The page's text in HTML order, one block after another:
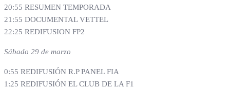
20:55 RESUMEN TEMPORADA
21:55 DOCUMENTAL VETTEL
22:25 REDIFUSION FP2
Sábado 29 de marzo
0:55 REDIFUSIÓN R.P PANEL FIA
1:25 REDIFUSIÓN EL CLUB DE LA F1